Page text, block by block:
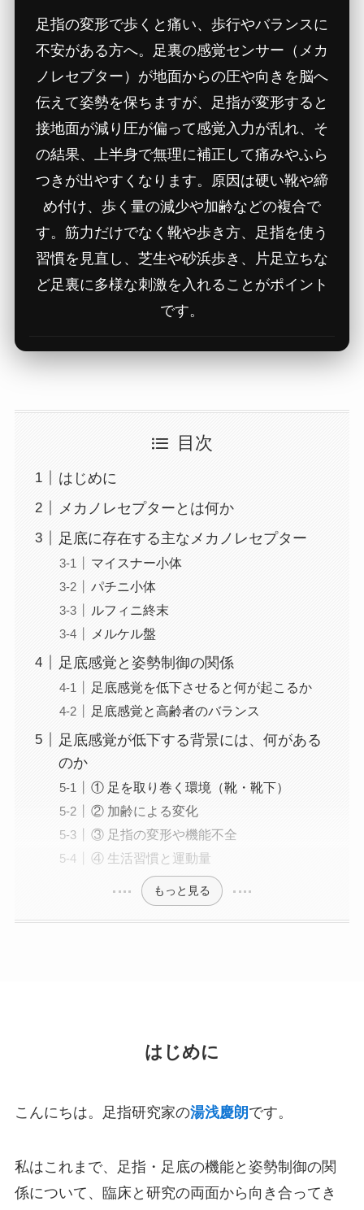
足指の変形で歩くと痛い、歩行やバランスに
不安がある方へ。足裏の感覚センサー（メカ
ノレセプター）が地面からの圧や向きを脳へ
伝えて姿勢を保ちますが、足指が変形すると
接地面が減り圧が偏って感覚入力が乱れ、そ
の結果、上半身で無理に補正して痛みやふら
つきが出やすくなります。原因は硬い靴や締
め付け、歩く量の減少や加齢などの複合で
す。筋力だけでなく靴や歩き方、足指を使う
習慣を見直し、芝生や砂浜歩き、片足立ちな
ど足裏に多様な刺激を入れることがポイント
です。
目次
はじめに
メカノレセプターとは何か
足底に存在する主なメカノレセプター
マイスナー小体
パチニ小体
ルフィニ終末
メルケル盤
足底感覚と姿勢制御の関係
足底感覚を低下させると何が起こるか
足底感覚と高齢者のバランス
足底感覚が低下する背景には、何がある
のか
① 足を取り巻く環境（靴・靴下）
② 加齢による変化
③ 足指の変形や機能不全
④ 生活習慣と運動量
もっと見る
はじめに
こんにちは。足指研究家の湯浅慶朗 です。
私はこれまで、足指・足底の機能と姿勢制御の関
係について、臨床と研究の両面から向き合ってき